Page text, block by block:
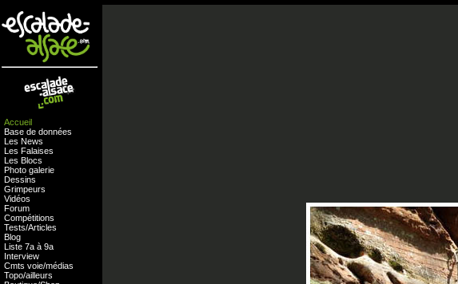
Accueil
Base de données
Les News
Les Falaises
Les Blocs
Photo galerie
Dessins
Grimpeurs
Vidéos
Forum
Compétitions
Tests/Articles
Blog
Liste 7a à 9a
Interview
Cmts voie/médias
Topo/ailleurs